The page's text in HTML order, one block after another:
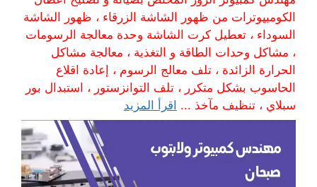
الكومبيوترات من ظهور الشاشة الزرقاء ، ظهور الشاشة
السوداء ، تعطيل كرت الشاشة وحدة معالجة الرسومات
، مشاكل وحدات الطاقة و التغذية ، معالجة مشاكل
الحرارة الزائدة ، تلف معالج الرسوم ، إعادة اقلاع
الحاسوب بشكل متكرر ، تلف التوانزستور ، استبدال بور
سبلاي ، تنظيف مآخذ ... اقرأ المزيد